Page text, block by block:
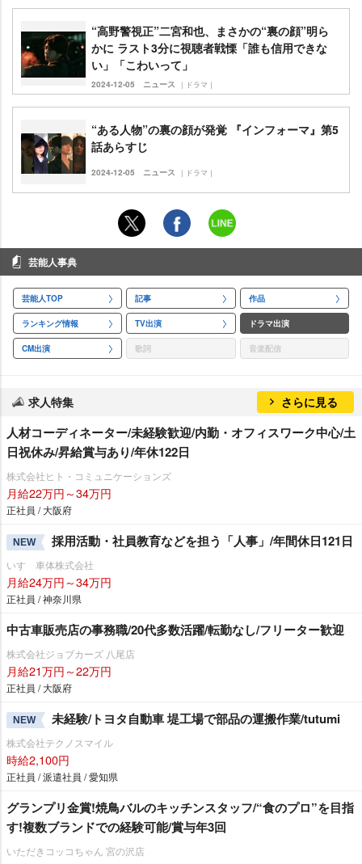
“高野警視正”二宮和也、まさかの“裏の顔”明ら
かに ラスト3分に視聴者戦慄「誰も信用できな
い」「こわいって」
2024-12-05 ニュース ｜ドラマ｜
“ある人物”の裏の顔が発覚 『インフォーマ』第5
話あらすじ
2024-12-05 ニュース ｜ドラマ｜
芸能人事典
芸能人TOP 記事 作品
ランキング情報 TV出演 ドラマ出演
CM出演 歌詞 音楽配信
求人特集 さらに見る
人材コーディネーター/未経験歓迎/内勤・オフィスワーク中心/土
日祝休み/昇給賞与あり/年休122日
株式会社ヒト・コミュニケーションズ
月給22万円～34万円
正社員 / 大阪府
NEW 採用活動・社員教育などを担う「人事」/年間休日121日
いすゞ車体株式会社
月給24万円～34万円
正社員 / 神奈川県
中古車販売店の事務職/20代多数活躍/転勤なし/フリーター歓迎
株式会社ジョブカーズ 八尾店
月給21万円～22万円
正社員 / 大阪府
NEW 未経験/トヨタ自動車 堤工場で部品の運搬作業/tutumi
株式会社テクノスマイル
時給2,100円
正社員 / 派遣社員 / 愛知県
グランプリ金賞!焼鳥バルのキッチンスタッフ/“食のプロ”を目指
す!複数ブランドでの経験可能/賞与年3回
いただきコッコちゃん 宮の沢店